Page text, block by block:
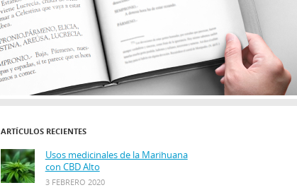
ARTÍCULOS RECIENTES
Usos medicinales de la Marihuana
con CBD Alto
3 FEBRERO 2020